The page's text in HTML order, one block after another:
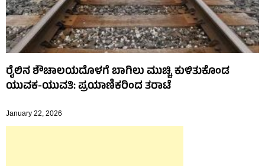
ರೈಲಿನ ಶೌಚಾಲಯದೊಳಗೆ ಬಾಗಿಲು ಮುಚ್ಚಿ ಕುಳಿತುಕೊಂಡ
ಯುವಕ-ಯುವತಿ: ಪ್ರಯಾಣಿಕರಿಂದ ತರಾಟೆ
January 22, 2026